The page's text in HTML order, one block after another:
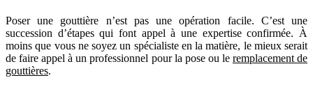
Poser une gouttière n’est pas une opération facile. C’est une
succession d’étapes qui font appel à une expertise confirmée. À
moins que vous ne soyez un spécialiste en la matière, le mieux serait
de faire appel à un professionnel pour la pose ou le remplacement de
gouttières.